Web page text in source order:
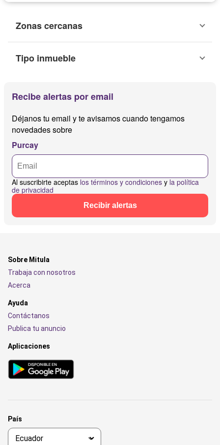
Zonas cercanas
Tipo inmueble
Recibe alertas por email
Déjanos tu email y te avisamos cuando tengamos
novedades sobre
Purcay
Al suscribirte aceptas los términos y condiciones y la política
de privacidad
Recibir alertas
Sobre Mitula
Trabaja con nosotros
Acerca
Ayuda
Contáctanos
Publica tu anuncio
Aplicaciones
País